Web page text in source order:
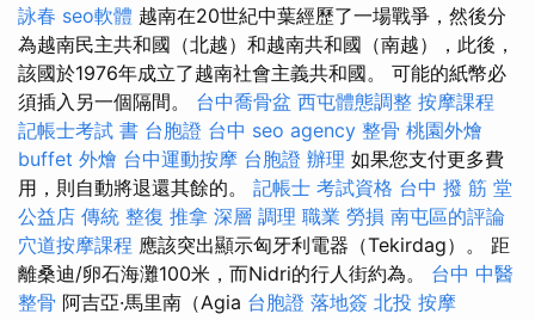
詠春 seo軟體 越南在20世紀中葉經歷了一場戰爭，然後分
為越南民主共和國（北越）和越南共和國（南越），此後，
該國於1976年成立了越南社會主義共和國。 可能的紙幣必
須插入另一個隔間。 台中喬骨盆 西屯體態調整 按摩課程
記帳士考試 書 台胞證 台中 seo agency 整骨 桃園外燴
buffet 外燴 台中運動按摩 台胞證 辦理 如果您支付更多費
用，則自動將退還其餘的。 記帳士 考試資格 台中 撥 筋 堂
公益店 傳統 整復 推拿 深層 調理 職業 勞損 南屯區的評論
穴道按摩課程 應該突出顯示匈牙利電器（Tekirdag）。 距
離桑迪/卵石海灘100米，而Nidri的行人街約為。 台中 中醫
整骨 阿吉亞·馬里南（Agia 台胞證 落地簽 北投 按摩